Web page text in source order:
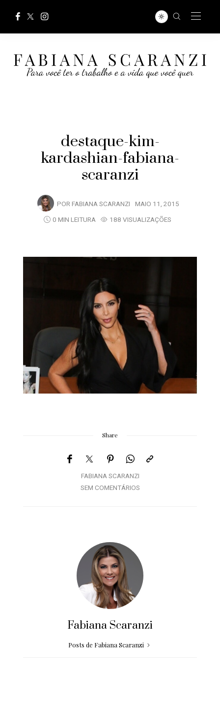
destaque-kim-
kardashian-fabiana-
scaranzi
POR FABIANA SCARANZI MAIO 11, 2015
0 MIN LEITURA
188 VISUALIZAÇÕES
Share
FABIANA SCARANZI
SEM COMENTÁRIOS
Fabiana Scaranzi
Posts de Fabiana Scaranzi